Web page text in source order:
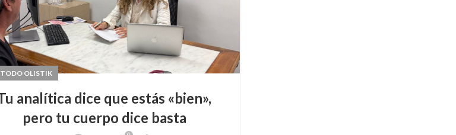
OLISTIK
analítica dice que estás «bien»,
pero tu cuerpo dice basta